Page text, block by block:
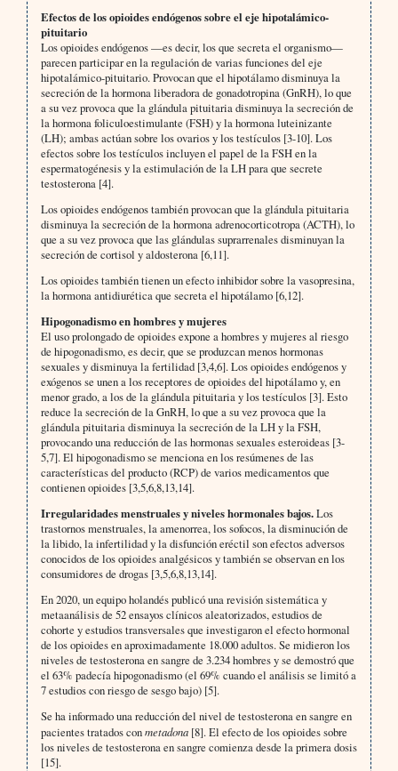
Efectos de los opioides endógenos sobre el eje hipotalámico-
pituitario
Los opioides endógenos —es decir, los que secreta el organismo—
parecen participar en la regulación de varias funciones del eje
hipotalámico-pituitario. Provocan que el hipotálamo disminuya la
secreción de la hormona liberadora de gonadotropina (GnRH), lo que
a su vez provoca que la glándula pituitaria disminuya la secreción de
la hormona foliculoestimulante (FSH) y la hormona luteinizante
(LH); ambas actúan sobre los ovarios y los testículos [3-10]. Los
efectos sobre los testículos incluyen el papel de la FSH en la
espermatogénesis y la estimulación de la LH para que secrete
testosterona [4].
Los opioides endógenos también provocan que la glándula pituitaria
disminuya la secreción de la hormona adrenocorticotropa (ACTH), lo
que a su vez provoca que las glándulas suprarrenales disminuyan la
secreción de cortisol y aldosterona [6,11].
Los opioides también tienen un efecto inhibidor sobre la vasopresina,
la hormona antidiurética que secreta el hipotálamo [6,12].
Hipogonadismo en hombres y mujeres
El uso prolongado de opioides expone a hombres y mujeres al riesgo
de hipogonadismo, es decir, que se produzcan menos hormonas
sexuales y disminuya la fertilidad [3,4,6]. Los opioides endógenos y
exógenos se unen a los receptores de opioides del hipotálamo y, en
menor grado, a los de la glándula pituitaria y los testículos [3]. Esto
reduce la secreción de la GnRH, lo que a su vez provoca que la
glándula pituitaria disminuya la secreción de la LH y la FSH,
provocando una reducción de las hormonas sexuales esteroideas [3-
5,7]. El hipogonadismo se menciona en los resúmenes de las
características del producto (RCP) de varios medicamentos que
contienen opioides [3,5,6,8,13,14].
Irregularidades menstruales y niveles hormonales bajos.Los
trastornos menstruales, la amenorrea, los sofocos, la disminución de
la libido, la infertilidad y la disfunción eréctil son efectos adversos
conocidos de los opioides analgésicos y también se observan en los
consumidores de drogas [3,5,6,8,13,14].
En 2020, un equipo holandés publicó una revisión sistemática y
metaanálisis de 52 ensayos clínicos aleatorizados, estudios de
cohorte y estudios transversales que investigaron el efecto hormonal
de los opioides en aproximadamente 18.000 adultos. Se midieron los
niveles de testosterona en sangre de 3.234 hombres y se demostró que
el 63% padecía hipogonadismo (el 69% cuando el análisis se limitó a
7 estudios con riesgo de sesgo bajo) [5].
Se ha informado una reducción del nivel de testosterona en sangre en
pacientes tratados conmetadona[8]. El efecto de los opioides sobre
los niveles de testosterona en sangre comienza desde la primera dosis
[15].